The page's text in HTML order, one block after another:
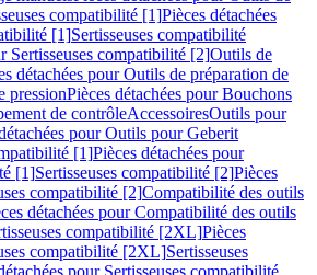
compatibilité [1]Pièces détachées
[1]Sertisseuses compatibilité
Sertisseuses compatibilité [2]Outils de
détachées pour Outils de préparation de
pressionPièces détachées pour Bouchons
de contrôleAccessoiresOutils pour
pour Outils pour Geberit
[1]Pièces détachées pour
[1]Sertisseuses compatibilité [2]Pièces
compatibilité [2]Compatibilité des outils
détachées pour Compatibilité des outils
compatibilité [2XL]Pièces
compatibilité [2XL]Sertisseuses
pour Sertisseuses compatibilité